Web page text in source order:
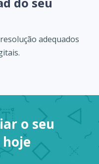
adequados
o seu